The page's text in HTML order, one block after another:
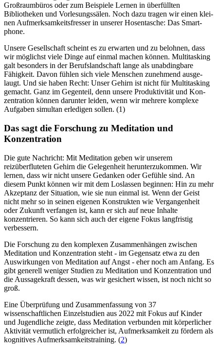
Groß­raum­bü­ros oder zum Beispiele Lernen in über­füll­ten
Bibliotheken und Vor­le­sungs­sä­len. Noch dazu tragen wir einen klei­
nen Auf­merk­sam­keits­fres­ser in unse­rer Hosen­ta­sche: Das Smart­
phone.
Unsere Gesellschaft scheint es zu erwarten und zu belohnen, dass
wir mög­lichst viele Dinge auf einmal machen können. Mul­ti­tas­king
galt besonders in der Berufs­land­schaft lange als unab­ding­bare
Fähig­keit. Davon fühlen sich viele Men­schen zuneh­mend aus­ge­
laugt. Und sie haben Recht: Unser Gehirn ist nicht für Mul­ti­tas­king
gemacht. Ganz im Gegen­teil, denn unsere Pro­duk­ti­vi­tät und Kon­
zen­tra­tion können dar­un­ter leiden, wenn wir meh­rere kom­plexe
Auf­ga­ben simul­tan erle­di­gen sollen. (1)
Das sagt die Forschung zu Meditation und
Konzentration
Die gute Nachricht: Mit Meditation geben wir unserem
reizüberfluteten Gehirn die Gelegenheit herunterzukommen. Wir
lernen, dass wir nicht unsere Gedanken oder Gefühle sind. An
diesem Punkt können wir mit dem Loslassen beginnen: Hin zu mehr
Akzeptanz der Situation, wie sie nun einmal ist. Wenn der Geist
nicht mehr so in seinen eigenen Konstrukten wie Vergangenheit
oder Zukunft verfangen ist, kann er sich auf neue Inhalte
konzentrieren. So kann sich auch der eigene Fokus langfristig
verbessern.
Die Forschung zu den komplexen Zusammenhängen zwischen
Meditation und Konzentration steht - im Gegensatz etwa zu den
Auswirkungen von Meditation auf Angst - eher noch am Anfang. Es
gibt generell weniger Studien zu Meditation und Konzentration und
die Aussagekraft dessen, was wir gesichert wissen, ist noch nicht so
groß.
Eine Überprüfung und Zusammenfassung von 37
wissenschaftlichen Einzelstudien aus 2022 mit Fokus auf Kinder
und Jugendliche zeigte, dass Meditation verbunden mit körperlicher
Aktivität vermutlich erfolgreicher ist, Aufmerksamkeit zu fördern als
kognitives Aufmerksamkeitstraining. (2)